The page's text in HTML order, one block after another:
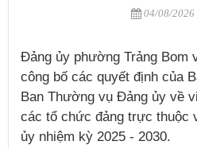
04/08/2026
Đảng ủy phường Trảng Bom
công bố các quyết định của
Ban Thường vụ Đảng ủy về
các tổ chức đảng trực thuộc
ủy nhiệm kỳ 2025 - 2030.